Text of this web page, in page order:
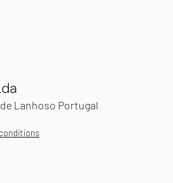
de Lanhoso Portugal